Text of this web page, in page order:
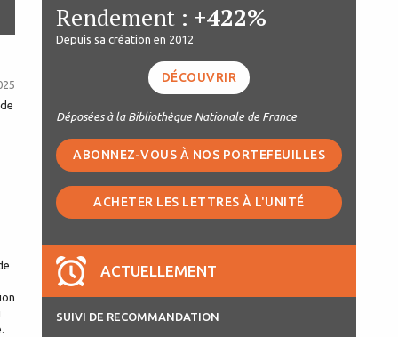
Rendement : +422%
Depuis sa création en 2012
DÉCOUVRIR
Déposées à la Bibliothèque Nationale de France
ABONNEZ-VOUS À NOS PORTEFEUILLES
ACHETER LES LETTRES À L'UNITÉ
ACTUELLEMENT
SUIVI DE RECOMMANDATION